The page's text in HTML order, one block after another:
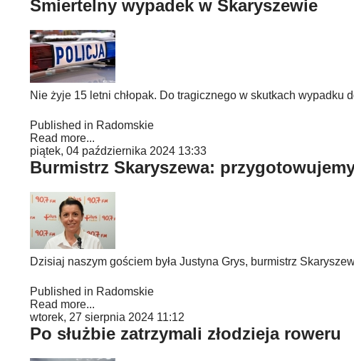
Śmiertelny wypadek w Skaryszewie
Nie żyje 15 letni chłopak. Do tragicznego w skutkach wypadku
Published in Radomskie
Read more...
piątek, 04 października 2024 13:33
Burmistrz Skaryszewa:
Dzisiaj naszym gościem była Justyna Grys, burmistrz
Published in Radomskie
Read more...
wtorek, 27 sierpnia 2024 11:12
Po służbie zatrzymali złodzieja roweru